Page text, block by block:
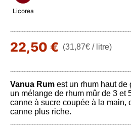
Licorea
22,50 € (31,87€ / litre)
Vanua Rum est un rhum haut de
un mélange de rhum mûr de 3 et
canne à sucre coupée à la main,
canne plus riche.